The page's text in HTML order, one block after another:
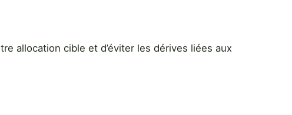
allocation cible et d’éviter les dérives liées aux